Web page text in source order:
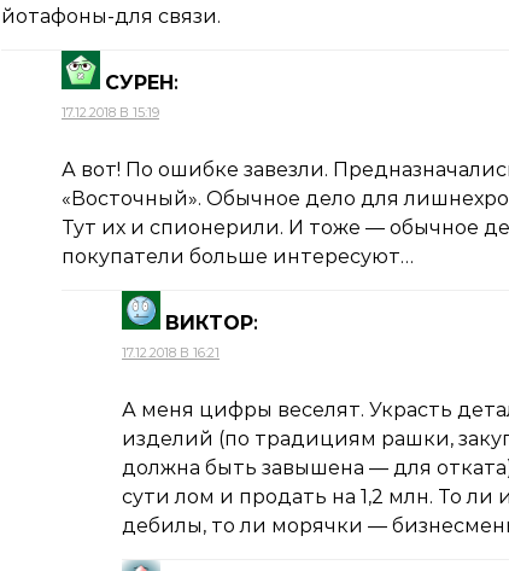
йотафоны-для связи.
СУРЕН:
17.12.2018 В 15:19
А вот! По ошибке завезли.
«Восточный». Обычное дело для
Тут их и спионерили. И тоже — обычное
покупатели больше интересуют…
ВИКТОР:
17.12.2018 В 16:21
А меня цифры веселят. Украсть
изделий (по традициям рашки,
должна быть завышена — для
сути лом и продать на 1,2 млн. То ли
дебилы, то ли морячки —